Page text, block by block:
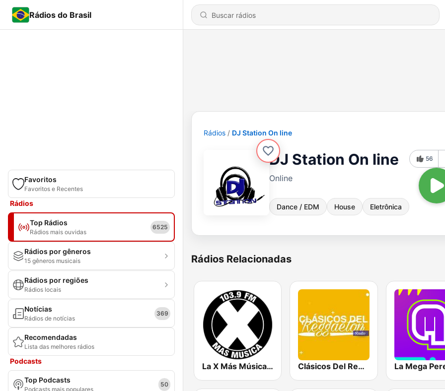
Rádios do Brasil
Favoritos
Favoritos e Recentes
Rádios
Top Rádios
Rádios mais ouvidas
6525
Rádios por gêneros
15 gêneros musicais
Rádios por regiões
Rádios locais
Notícias
Rádios de notícias
369
Recomendadas
Lista das melhores rádios
Podcasts
Top Podcasts
Podcasts mais populares
50
Rádios DJ Station On line
DJ Station On line
Online
Dance / EDM House Eletrônica
56
Rádios Relacionadas
La X Más Música 103.9 FM Clásicos Del Reggaetón La Mega